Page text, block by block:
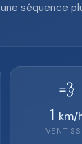
séquence
💨
1 km/
VENT